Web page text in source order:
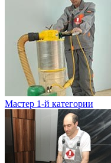
Мастер 1-й категории